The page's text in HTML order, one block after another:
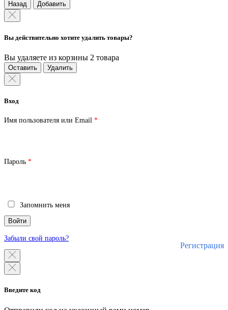
Назад Добавить
Вы действительно хотите удалить товары?
Вы удаляете из корзины 2 товара
Оставить Удалить
Вход
Имя пользователя или Email *Обязательно
Пароль *Обязательно
Запомнить меня
Войти
Забыли свой пароль?
Регистрация
Введите код